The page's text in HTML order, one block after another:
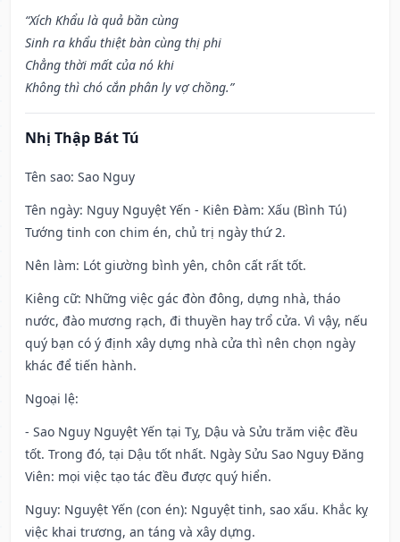
“Xích Khẩu là quả bần cùng
Sinh ra khẩu thiệt bàn cùng thị phi
Chẳng thời mất của nó khi
Không thì chó cắn phân ly vợ chồng.”
Nhị Thập Bát Tú
Tên sao: Sao Nguy
Tên ngày: Nguy Nguyệt Yến - Kiên Đàm: Xấu (Bình Tú)
Tướng tinh con chim én, chủ trị ngày thứ 2.
Nên làm: Lót giường bình yên, chôn cất rất tốt.
Kiêng cữ: Những việc gác đòn đông, dựng nhà, tháo
nước, đào mương rạch, đi thuyền hay trổ cửa. Vì vậy, nếu
quý bạn có ý định xây dựng nhà cửa thì nên chọn ngày
khác để tiến hành.
Ngoại lệ:
- Sao Nguy Nguyệt Yến tại Tỵ, Dậu và Sửu trăm việc đều
tốt. Trong đó, tại Dậu tốt nhất. Ngày Sửu Sao Nguy Đăng
Viên: mọi việc tạo tác đều được quý hiển.
Nguy: Nguyệt Yến (con én): Nguyệt tinh, sao xấu. Khắc kỵ
việc khai trương, an táng và xây dựng.